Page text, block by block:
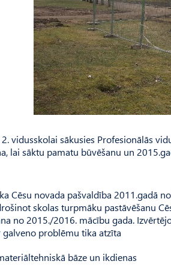
2. vidusskolai sākusies Profesionālās
lai sāktu pamatu būvēšanu un
Cēsu novada pašvaldība 2011.gadā
skolas turpmāku pastāvēšanu
no 2015./2016. mācību gada.
galveno problēmu tika atzīta
bāze un ikdienas